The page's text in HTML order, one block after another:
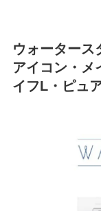
ウォータース
アイコン・メ
イフL・ピュ